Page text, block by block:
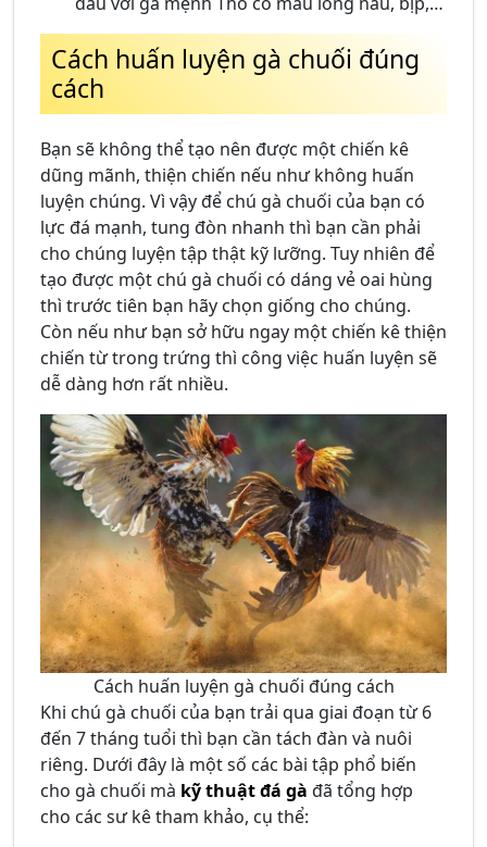
Cách huấn luyện gà chuối đúng
cách
Bạn sẽ không thể tạo nên được một chiến kê
dũng mãnh, thiện chiến nếu như không huấn
luyện chúng. Vì vậy để chú gà chuối của bạn có
lực đá mạnh, tung đòn nhanh thì bạn cần phải
cho chúng luyện tập thật kỹ lưỡng. Tuy nhiên để
tạo được một chú gà chuối có dáng vẻ oai hùng
thì trước tiên bạn hãy chọn giống cho chúng.
Còn nếu như bạn sở hữu ngay một chiến kê thiện
chiến từ trong trứng thì công việc huấn luyện sẽ
dễ dàng hơn rất nhiều.
Cách huấn luyện gà chuối đúng cách
Khi chú gà chuối của bạn trải qua giai đoạn từ 6
đến 7 tháng tuổi thì bạn cần tách đàn và nuôi
riêng. Dưới đây là một số các bài tập phổ biến
cho gà chuối mà kỹ thuật đá gà đã tổng hợp
cho các sư kê tham khảo, cụ thể: